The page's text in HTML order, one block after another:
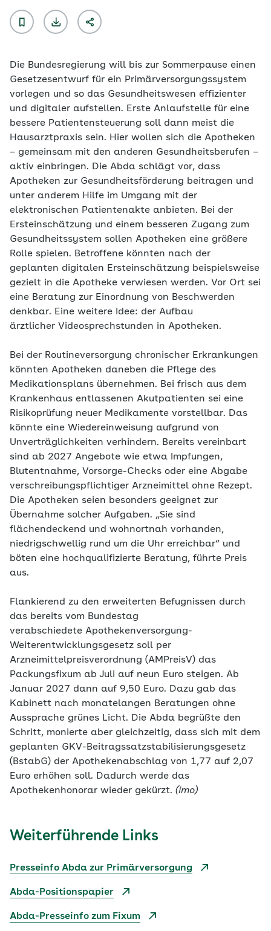
Die Bundesregierung will bis zur Sommerpause einen
Gesetzesentwurf für ein Primärversorgungssystem
vorlegen und so das Gesundheitswesen effizienter
und digitaler aufstellen. Erste Anlaufstelle für eine
bessere Patientensteuerung soll dann meist die
Hausarztpraxis sein. Hier wollen sich die Apotheken
– gemeinsam mit den anderen Gesundheitsberufen –
aktiv einbringen. Die Abda schlägt vor, dass
Apotheken zur Gesundheitsförderung beitragen und
unter anderem Hilfe im Umgang mit der
elektronischen Patientenakte anbieten. Bei der
Ersteinschätzung und einem besseren Zugang zum
Gesundheitssystem sollen Apotheken eine größere
Rolle spielen. Betroffene könnten nach der
geplanten digitalen Ersteinschätzung beispielsweise
gezielt in die Apotheke verwiesen werden. Vor Ort sei
eine Beratung zur Einordnung von Beschwerden
denkbar. Eine weitere Idee: der Aufbau
ärztlicher Videosprechstunden in Apotheken.
Bei der Routineversorgung chronischer Erkrankungen
könnten Apotheken daneben die Pflege des
Medikationsplans übernehmen. Bei frisch aus dem
Krankenhaus entlassenen Akutpatienten sei eine
Risikoprüfung neuer Medikamente vorstellbar. Das
könnte eine Wiedereinweisung aufgrund von
Unverträglichkeiten verhindern. Bereits vereinbart
sind ab 2027 Angebote wie etwa Impfungen,
Blutentnahme, Vorsorge-Checks oder eine Abgabe
verschreibungspflichtiger Arzneimittel ohne Rezept.
Die Apotheken seien besonders geeignet zur
Übernahme solcher Aufgaben. „Sie sind
flächendeckend und wohnortnah vorhanden,
niedrigschwellig rund um die Uhr erreichbar“ und
böten eine hochqualifizierte Beratung, führte Preis
aus.
Flankierend zu den erweiterten Befugnissen durch
das bereits vom Bundestag
verabschiedete Apothekenversorgung-
Weiterentwicklungsgesetz soll per
Arzneimittelpreisverordnung (AMPreisV) das
Packungsfixum ab Juli auf neun Euro steigen. Ab
Januar 2027 dann auf 9,50 Euro. Dazu gab das
Kabinett nach monatelangen Beratungen ohne
Aussprache grünes Licht. Die Abda begrüßte den
Schritt, monierte aber gleichzeitig, dass sich mit dem
geplanten GKV-Beitragssatzstabilisierungsgesetz
(BstabG) der Apothekenabschlag von 1,77 auf 2,07
Euro erhöhen soll. Dadurch werde das
Apothekenhonorar wieder gekürzt. (imo)
Weiterführende Links
Presseinfo Abda zur Primärversorgung
Abda-Positionspapier
Abda-Presseinfo zum Fixum